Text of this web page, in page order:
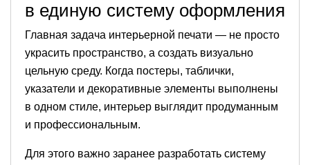
в единую систему оформления
Главная задача интерьерной печати — не просто
украсить пространство, а создать визуально
цельную среду. Когда постеры, таблички,
указатели и декоративные элементы выполнены
в одном стиле, интерьер выглядит продуманным
и профессиональным.
Для этого важно заранее разработать систему